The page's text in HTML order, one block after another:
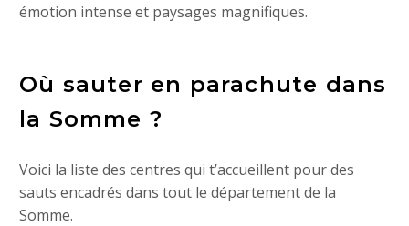
émotion intense et paysages magnifiques.
Où sauter en parachute dans
la Somme ?
Voici la liste des centres qui t’accueillent pour des
sauts encadrés dans tout le département de la
Somme.